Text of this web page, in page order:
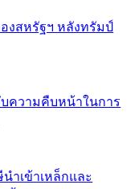
งสหรัฐฯ หลังทรัมป์
ความคืบหน้าในการ
ำเข้าเหล็กและ